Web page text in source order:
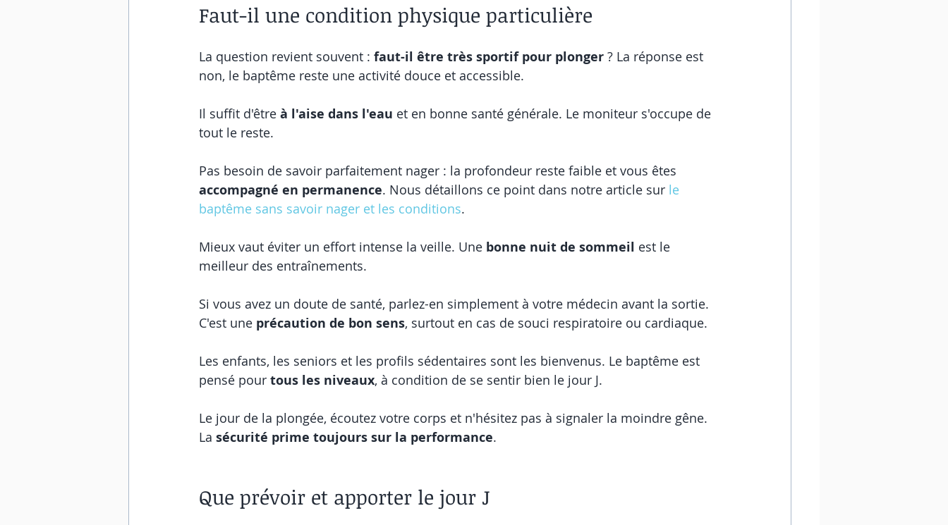
Faut-il une condition physique particulière
La question revient souvent : faut-il être très sportif pour plonger ? La réponse est
non, le baptême reste une activité douce et accessible.
Il suffit d'être à l'aise dans l'eau et en bonne santé générale. Le moniteur s'occupe de
tout le reste.
Pas besoin de savoir parfaitement nager : la profondeur reste faible et vous êtes
accompagné en permanence. Nous détaillons ce point dans notre article sur le
baptême sans savoir nager et les conditions.
Mieux vaut éviter un effort intense la veille. Une bonne nuit de sommeil est le
meilleur des entraînements.
Si vous avez un doute de santé, parlez-en simplement à votre médecin avant la sortie.
C'est une précaution de bon sens, surtout en cas de souci respiratoire ou cardiaque.
Les enfants, les seniors et les profils sédentaires sont les bienvenus. Le baptême est
pensé pour tous les niveaux, à condition de se sentir bien le jour J.
Le jour de la plongée, écoutez votre corps et n'hésitez pas à signaler la moindre gêne.
La sécurité prime toujours sur la performance.
Que prévoir et apporter le jour J